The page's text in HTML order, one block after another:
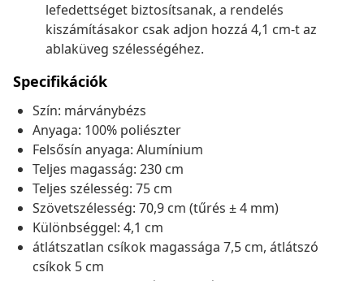
lefedettséget biztosítsanak, a rendelés
kiszámításakor csak adjon hozzá 4,1 cm-t az
ablaküveg szélességéhez.
Specifikációk
Szín: márványbézs
Anyaga: 100% poliészter
Felsősín anyaga: Alumínium
Teljes magasság: 230 cm
Teljes szélesség: 75 cm
Szövetszélesség: 70,9 cm (tűrés ± 4 mm)
Különbséggel: 4,1 cm
átlátszatlan csíkok magassága 7,5 cm, átlátszó
csíkok 5 cm